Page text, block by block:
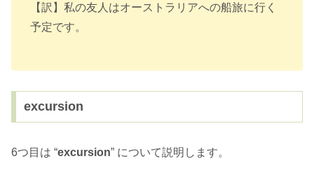
【訳】私の友人はオーストラリアへの船旅に行く
予定です。
excursion
6つ目は “excursion” について説明します。